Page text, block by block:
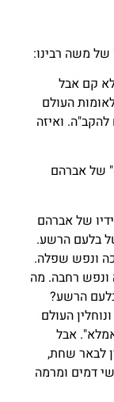
משה רבינו:
קם אבל
העולם
להקב"ה. ואיזה
של אברהם
של אברהם
בלעם הרשע.
ונפש שפלה.
ונפש רחבה. מה
הרשע?
העולם
אבל
לבאר שחת,
דמים ומרמה